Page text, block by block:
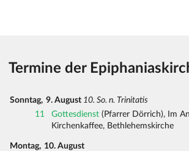
Termine der
Sonntag, 9. August 10. So. n. Trinitatis
11
Gottesdienst (Pfarrer Dörrich), Im
Kirchenkaffee, Bethlehemskirche
Montag, 10. August